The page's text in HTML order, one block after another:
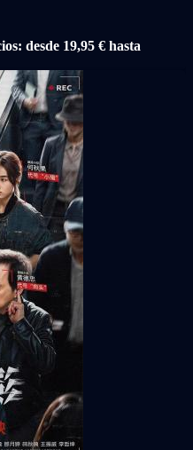
desde 19,95 € hasta